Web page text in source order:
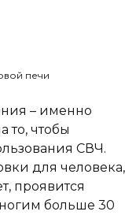
печи
– именно
то, чтобы
СВЧ.
для человека,
проявится
больше 30